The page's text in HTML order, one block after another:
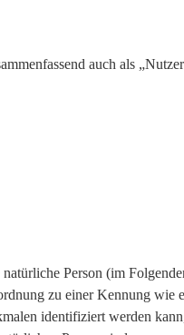
auch als
Person (im
zu einer Kennung wie
identifiziert werden